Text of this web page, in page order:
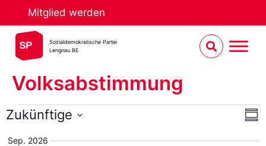
Mitglied werden
Sozialdemokratische Partei
Lengnau BE
Volksabstimmung
Zukünftige
date.
Sep. 2026